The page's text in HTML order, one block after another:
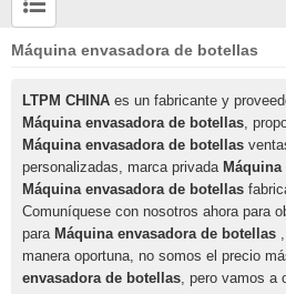
Máquina envasadora de botellas
LTPM CHINA es un fabricante y
Máquina envasadora de botellas,
Máquina envasadora de botellas
personalizadas, marca privada
Máquina envasadora de botellas
Comuníquese con nosotros ahora para
para Máquina envasadora de botellas
manera oportuna, no somos el precio
envasadora de botellas, pero vamos a